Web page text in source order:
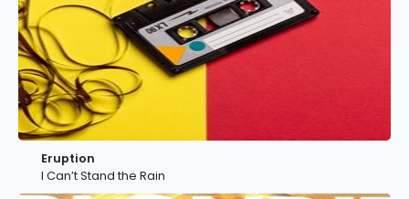
Eruption
I Can’t Stand the Rain